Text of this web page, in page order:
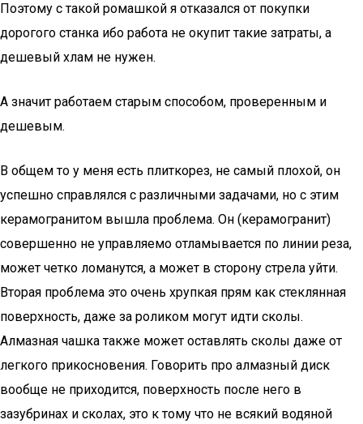
Поэтому с такой ромашкой я отказался от покупки
дорогого станка ибо работа не окупит такие затраты, а
дешевый хлам не нужен.
А значит работаем старым способом, проверенным и
дешевым.
В общем то у меня есть плиткорез, не самый плохой, он
успешно справлялся с различными задачами, но с этим
керамогранитом вышла проблема. Он (керамогранит)
совершенно не управляемо отламывается по линии реза,
может четко ломанутся, а может в сторону стрела уйти.
Вторая проблема это очень хрупкая прям как стеклянная
поверхность, даже за роликом могут идти сколы.
Алмазная чашка также может оставлять сколы даже от
легкого прикосновения. Говорить про алмазный диск
вообще не приходится, поверхность после него в
зазубринах и сколах, это к тому что не всякий водяной